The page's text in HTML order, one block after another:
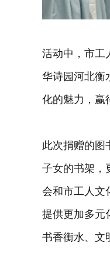
活动中，市工
华诗园河北衡
化的魅力，赢
此次捐赠的图
子女的书架，
会和市工人文
提供更加多元
书香衡水、文